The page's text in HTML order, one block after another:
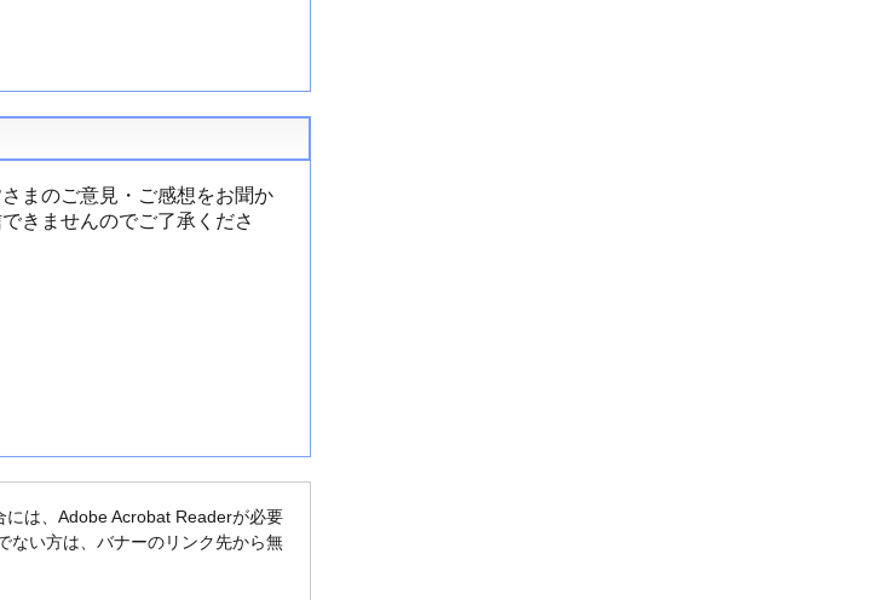
まのご意見・ご感想をお聞か
きませんのでご了承くださ
は、Adobe Acrobat Readerが必要
ない方は、バナーのリンク先から無